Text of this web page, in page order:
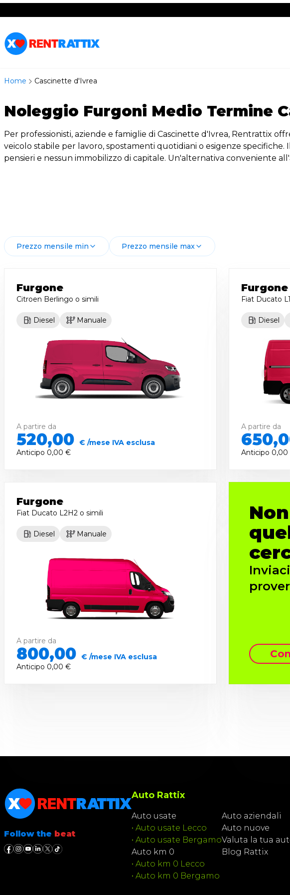
RentRattix
Home Cascinette d'Ivrea
Noleggio Furgoni Medio Termine
Per professionisti, aziende e famiglie di Cascinette d'Ivrea, Rentrattix
veicolo stabile per lavoro, spostamenti quotidiani o esigenze
pensieri e nessun immobilizzo di capitale. Un'alternativa conveniente
Prezzo mensile min Prezzo mensile max
Furgone
Citroen Berlingo o simili
Diesel Manuale
A partire da
520,00 € /mese IVA esclusa
Anticipo 0,00 €
Furgone
Fiat Ducato
Diesel
A partire da
Anticipo 0,00
Furgone
Fiat Ducato L2H2 o simili
Diesel Manuale
A partire da
800,00 € /mese IVA esclusa
Anticipo 0,00 €
Follow the beat
Auto Rattix
Auto usate
• Auto usate Lecco
• Auto usate Bergamo
Auto km 0
• Auto km 0 Lecco
• Auto km 0 Bergamo
Auto aziendali
Auto nuove
Valuta la tua
Blog Rattix